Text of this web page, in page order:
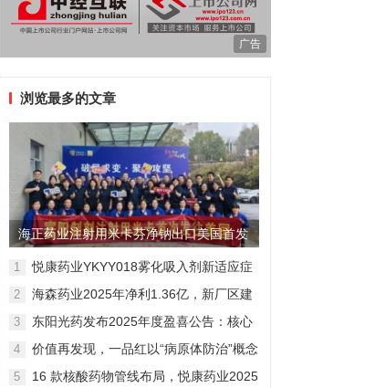
广告
浏览最多的文章
海正药业注射用米卡芬净钠出口美国首发
制剂全球化迈出关键一步
1
悦康药业YKYY018雾化吸入剂新适应症
感染防治
2
海森药业2025年净利1.36亿，新厂区建
3
东阳光药发布2025年度盈喜公告：核心
维度
4
价值再发现，一品红以“病原体防治”概念
5
16 款核酸药物管线布局，悦康药业2025